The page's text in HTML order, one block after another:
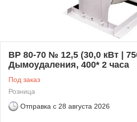
ВР 80-70 № 12,5 (30,0 кВт |
Дымоудаления, 400* 2 часа
Под заказ
Розница
Отправка с 28 августа 2026